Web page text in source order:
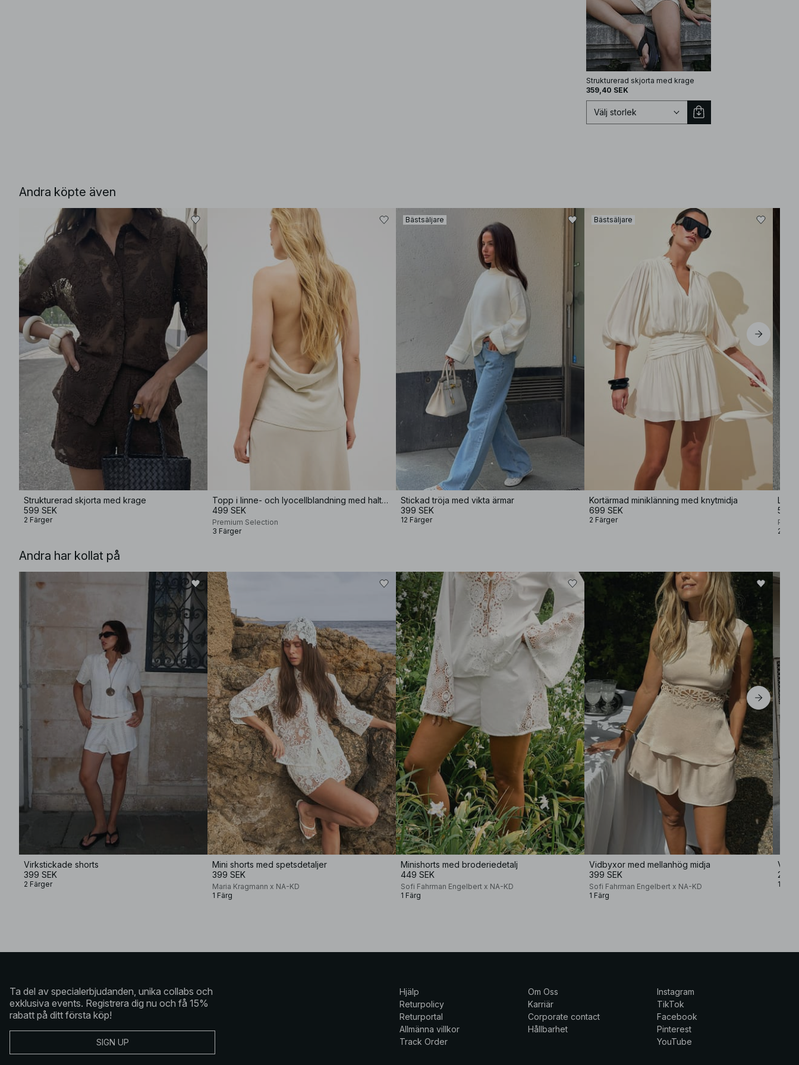
Strukturerad skjorta med krage
359,40 SEK
XS
Välj storlek
Andra köpte även
Strukturerad skjorta med krage
599 SEK
2 Färger
Topp i linne- och lyocellblandning med halterneck
499 SEK
Premium Selection
3 Färger
Bästsäljare
Stickad tröja med vikta ärmar
399 SEK
12 Färger
Bästsäljare
Kortärmad miniklänning med knytmidja
699 SEK
2 Färger
599
2
Andra har kollat på
Virkstickade shorts
399 SEK
2 Färger
Mini shorts med spetsdetaljer
399 SEK
Maria Kragmann x NA-KD
1 Färg
Minishorts med broderiedetalj
449 SEK
Sofi Fahrman Engelbert x NA-KD
1 Färg
Vidbyxor med mellanhög midja
399 SEK
Sofi Fahrman Engelbert x NA-KD
1 Färg
1 Färg
Ta del av specialerbjudanden, unika collabs och
exklusiva events. Registrera dig nu och få 15%
rabatt på ditt första köp!
SIGN UP
Hjälp
Returpolicy
Returportal
Allmänna villkor
Track Order
Om Oss
Karriär
Corporate contact
Hållbarhet
Instagram
TikTok
Facebook
Pinterest
YouTube